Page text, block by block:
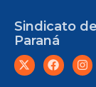
Sindicato
Paraná